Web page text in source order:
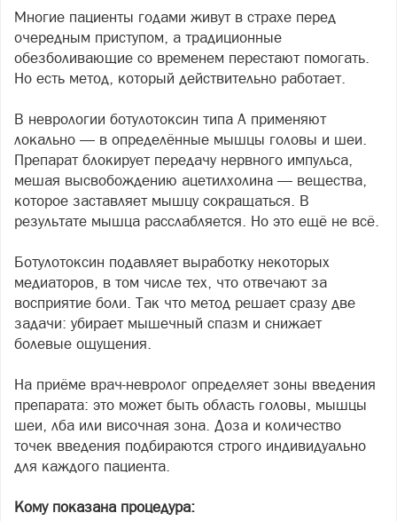
Многие пациенты годами живут в страхе перед
очередным приступом, а традиционные
обезболивающие со временем перестают помогать.
Но есть метод, который действительно работает.
В неврологии ботулотоксин типа А применяют
локально — в определённые мышцы головы и шеи.
Препарат блокирует передачу нервного импульса,
мешая высвобождению ацетилхолина — вещества,
которое заставляет мышцу сокращаться. В
результате мышца расслабляется. Но это ещё не всё.
Ботулотоксин подавляет выработку некоторых
медиаторов, в том числе тех, что отвечают за
восприятие боли. Так что метод решает сразу две
задачи: убирает мышечный спазм и снижает
болевые ощущения.
На приёме врач-невролог определяет зоны введения
препарата: это может быть область головы, мышцы
шеи, лба или височная зона. Доза и количество
точек введения подбираются строго индивидуально
для каждого пациента.
Кому показана процедура: